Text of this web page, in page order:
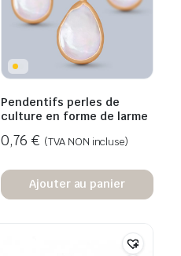
Pendentifs perles de
culture en forme de larme
0,76 € (TVA NON incluse)
Ajouter au panier